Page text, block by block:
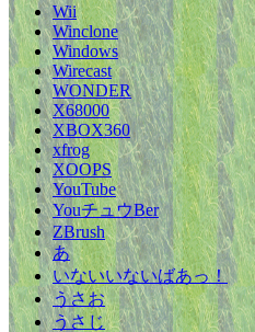
Wii
Winclone
Windows
Wirecast
WONDER
X68000
XBOX360
xfrog
XOOPS
YouTube
YouチュウBer
ZBrush
あ
いないいないばあっ！
うさお
うさじ